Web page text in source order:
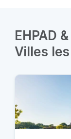
EHPAD
Villes